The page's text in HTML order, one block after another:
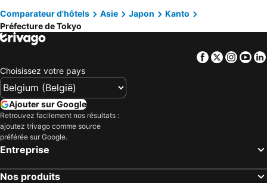
Comparateur d'hôtels Asie Japon
Kanto
Préfecture de Tokyo
Facebook
Twitter
Choisissez votre pays
Ajouter sur Google
Retrouvez facilement nos résultats :
ajoutez trivago comme source
préférée sur Google.
Entreprise
Nos produits